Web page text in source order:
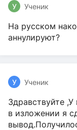
У Ученик
На русском
аннулируют?
У Ученик
Здравствуйте
в изложении я